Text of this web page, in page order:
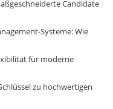
Candidate
Systeme: Wie
für moderne
zu hochwertigen